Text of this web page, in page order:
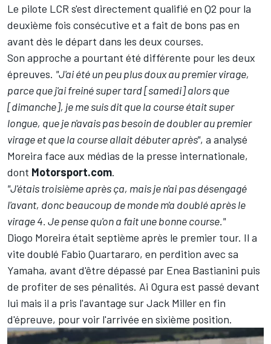
Le pilote LCR s'est directement qualifié en Q2 pour la
deuxième fois consécutive et a fait de bons pas en
avant dès le départ dans les deux courses.
Son approche a pourtant été différente pour les deux
épreuves. "J'ai été un peu plus doux au premier virage,
parce que j'ai freiné super tard [samedi] alors que
[dimanche], je me suis dit que la course était super
longue, que je n'avais pas besoin de doubler au premier
virage et que la course allait débuter après", a analysé
Moreira face aux médias de la presse internationale,
dont Motorsport.com.
"J'étais troisième après ça, mais je n'ai pas désengagé
l'avant, donc beaucoup de monde m'a doublé après le
virage 4. Je pense qu'on a fait une bonne course."
Diogo Moreira était septième après le premier tour. Il a
vite doublé Fabio Quartararo, en perdition avec sa
Yamaha, avant d'être dépassé par Enea Bastianini puis
de profiter de ses pénalités. Ai Ogura est passé devant
lui mais il a pris l'avantage surJack Milleren fin
d'épreuve, pour voir l'arrivée en sixième position.